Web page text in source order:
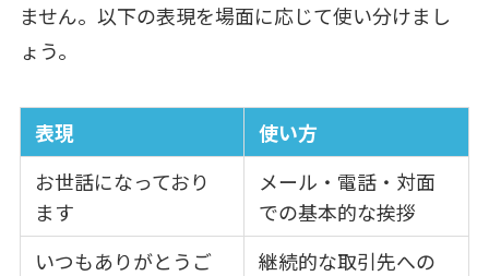
ません。以下の表現を場面に応じて使い分けまし
ょう。
表現
使い方
お世話になっており
ます
メール・電話・対面
での基本的な挨拶
いつもありがとうご
継続的な取引先への